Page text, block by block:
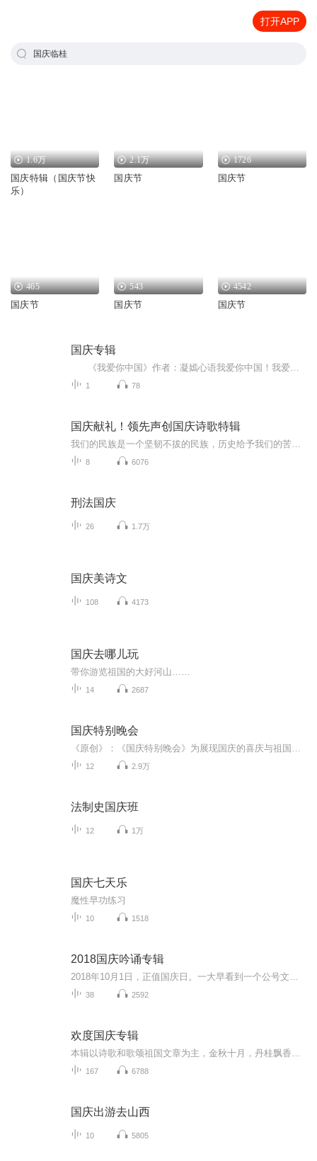
打开APP
国庆临桂
1.6万
国庆特辑（国庆节快
乐）
2.1万
国庆节
1726
国庆节
465
国庆节
543
国庆节
4542
国庆节
国庆专辑
1 78
国庆献礼！领先声创国庆诗歌特辑
8 6076
刑法国庆
26 1.7万
国庆美诗文
108 4173
国庆去哪儿玩
带你游览祖国的大好河山……
14 2687
国庆特别晚会
12 2.9万
法制史国庆班
12 1万
国庆七天乐
魔性早功练习
10 1518
2018国庆吟诵专辑
38 2592
欢度国庆专辑
167 6788
国庆出游去山西
10 5805